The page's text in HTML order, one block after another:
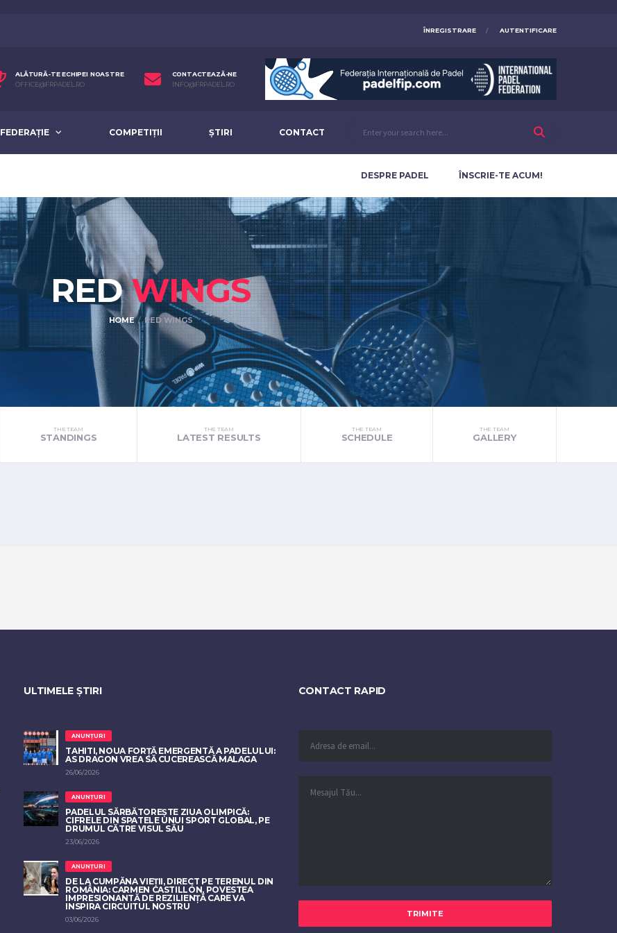
ÎNREGISTRARE AUTENTIFICARE
ALĂTURĂ-TE ECHIPEI NOASTRE
OFFICE@FRPADEL.RO
CONTACTEAZĂ-NE
INFO@FRPADEL.RO
FEDERAȚIE COMPETIȚII ȘTIRI CONTACT
DESPRE PADEL ÎNSCRIE-TE ACUM!
REDWINGS
HOME RED WINGS
THE TEAM
STANDINGS
THE TEAM
LATEST RESULTS
THE TEAM
SCHEDULE
THE TEAM
GALLERY
ULTIMELE ȘTIRI
ANUNȚURI
TAHITI, NOUA FORȚĂ EMERGENTĂ A PADELULUI:
AS DRAGON VREA SĂ CUCEREASCĂ MALAGA
26/06/2026
ANUNȚURI
PADELUL SĂRBĂTOREȘTE ZIUA OLIMPICĂ:
CIFRELE DIN SPATELE UNUI SPORT GLOBAL, PE
DRUMUL CĂTRE VISUL SĂU
23/06/2026
ANUNȚURI
DE LA CUMPĂNA VIEȚII, DIRECT PE TERENUL DIN
ROMÂNIA: CARMEN CASTILLÓN, POVESTEA
IMPRESIONANTĂ DE REZILIENȚĂ CARE VA
INSPIRA CIRCUITUL NOSTRU
03/06/2026
CONTACT RAPID